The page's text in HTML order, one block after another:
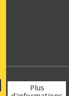
Plus